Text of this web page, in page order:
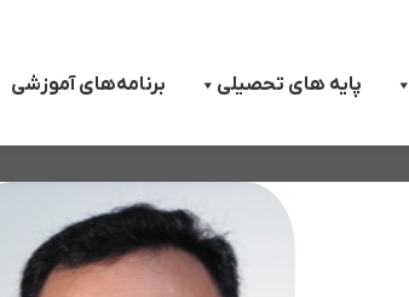
پایه های تحصیلی برنامه‌های آموزشی